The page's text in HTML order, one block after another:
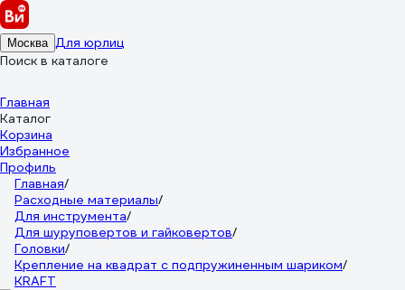
Москва Для юрлиц
Поиск в каталоге
Главная
Каталог
Корзина
Избранное
Профиль
Главная/
Расходные материалы/
Для инструмента/
Для шуруповертов и гайковертов/
Головки/
Крепление на квадрат с подпружиненным шариком/
KRAFT